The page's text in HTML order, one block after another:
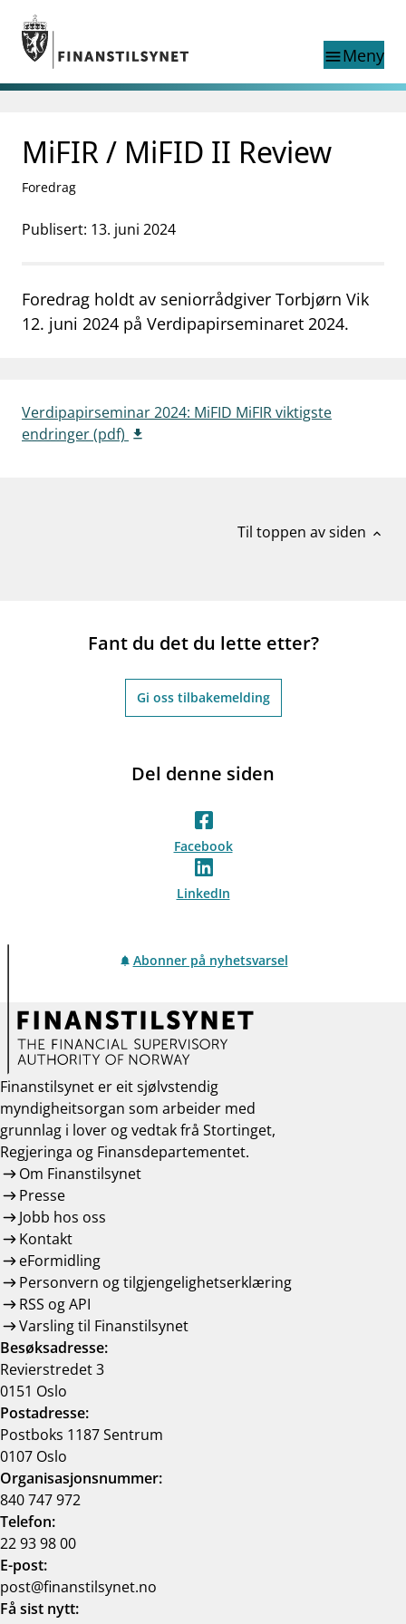
Gå til hovedinnhold
Gå til søkesiden
menuMeny
nettstedet
language
exist in English
Aktuelt
supervisor_account Forbrukerinformasjon
work_outlineJobb hos oss
MiFIR / MiFID II Review
Foredrag
Publisert: 13. juni 2024
Foredrag holdt av seniorrådgiver Torbjørn Vik
12. juni 2024 på Verdipapirseminaret 2024.
Verdipapirseminar 2024: MiFID MiFIR viktigste
endringer (pdf)
Til toppen av siden expand_less
Fant du det du lette etter?
Gi oss tilbakemelding
Del denne siden
Facebook
LinkedIn
Abonner på nyhetsvarsel
Finanstilsynet er eit sjølvstendig
myndigheitsorgan som arbeider med
grunnlag i lover og vedtak frå Stortinget,
Regjeringa og Finansdepartementet.
Om Finanstilsynet
Presse
Jobb hos oss
Kontakt
eFormidling
Personvern og tilgjengelighetserklæring
RSS og API
Varsling til Finanstilsynet
Besøksadresse:
Revierstredet 3
0151 Oslo
Postadresse:
Postboks 1187 Sentrum
0107 Oslo
Organisasjonsnummer:
840 747 972
Telefon:
22 93 98 00
E-post:
post@finanstilsynet.no
Få sist nytt: